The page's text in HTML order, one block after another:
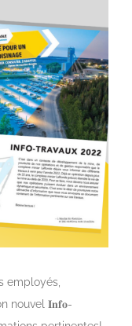
employés,
nouvel 𝐈𝐧𝐟𝐨-